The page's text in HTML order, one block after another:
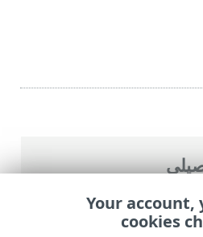
>
ESET VPN
> المساعدة
Your account,
cookies